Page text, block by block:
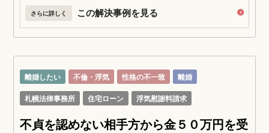
さらに詳しく この解決事例を見る
離婚したい 不倫・浮気 性格の不一致
離婚
札幌法律事務所
住宅ローン 浮気慰謝料請求
不貞を認めない相手方から金５０万円を受